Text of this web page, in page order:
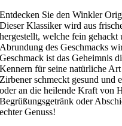
Entdecken Sie den Winkler
Dieser Klassiker wird aus
hergestellt, welche fein
Abrundung des Geschmacks
Geschmack ist das Geheimnis
Kennern für seine natürliche
Zirbener schmeckt gesund und
oder an die heilende Kraft von
Begrüßungsgetränk oder
echter Genuss!